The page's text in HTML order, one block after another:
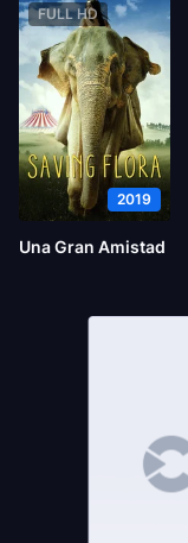
FULL HD
2019
Una Gran Amistad